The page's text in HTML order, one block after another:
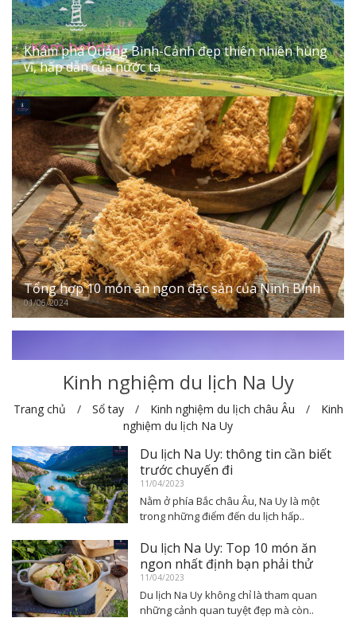
Khám phá Quảng Bình-Cảnh đẹp thiên nhiên hùng
vĩ, hấp dẫn của nước ta
01/06/2024
Tổng hợp 10 món ăn ngon đặc sản của Ninh Bình
01/06/2024
Kinh nghiệm du lịch Na Uy
Trang chủ Sổ tay Kinh nghiệm du lịch châu Âu
Kinh
nghiệm du lịch Na Uy
Du lịch Na Uy: thông tin cần biết
trước chuyến đi
11/04/2023
Nằm ở phía Bắc châu Âu, Na Uy là một
trong những điểm đến du lịch hấp..
Du lịch Na Uy: Top 10 món ăn
ngon nhất định bạn phải thử
11/04/2023
Du lịch Na Uy không chỉ là tham quan
những cảnh quan tuyệt đẹp mà còn..